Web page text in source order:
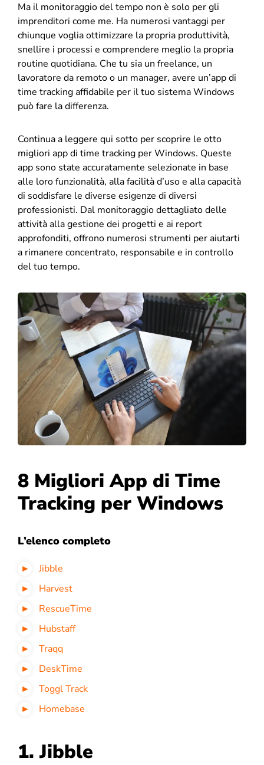
Ma il monitoraggio del tempo non è solo per gli
imprenditori come me. Ha numerosi vantaggi per
chiunque voglia ottimizzare la propria produttività,
snellire i processi e comprendere meglio la propria
routine quotidiana. Che tu sia un freelance, un
lavoratore da remoto o un manager, avere un’app di
time tracking affidabile per il tuo sistema Windows
può fare la differenza.
Continua a leggere qui sotto per scoprire le otto
migliori app di time tracking per Windows. Queste
app sono state accuratamente selezionate in base
alle loro funzionalità, alla facilità d’uso e alla capacità
di soddisfare le diverse esigenze di diversi
professionisti. Dal monitoraggio dettagliato delle
attività alla gestione dei progetti e ai report
approfonditi, offrono numerosi strumenti per aiutarti
a rimanere concentrato, responsabile e in controllo
del tuo tempo.
8 Migliori App di Time
Tracking per Windows
L’elenco completo
Jibble
Harvest
RescueTime
Hubstaff
Traqq
DeskTime
Toggl Track
Homebase
1. Jibble